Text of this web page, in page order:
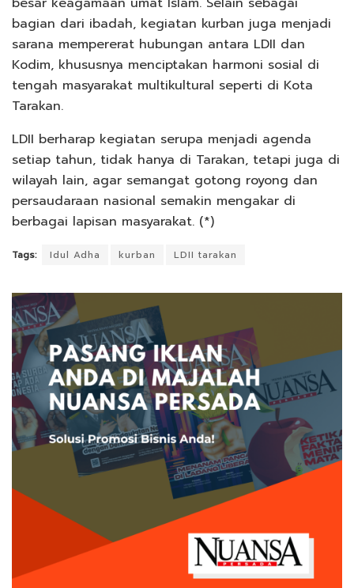
bagian dari ibadah, kegiatan kurban juga menjadi
sarana mempererat hubungan antara LDII dan
Kodim, khususnya menciptakan harmoni sosial di
tengah masyarakat multikultural seperti di Kota
Tarakan.
LDII berharap kegiatan serupa menjadi agenda
setiap tahun, tidak hanya di Tarakan, tetapi juga di
wilayah lain, agar semangat gotong royong dan
persaudaraan nasional semakin mengakar di
berbagai lapisan masyarakat. (*)
Tags: Idul Adha kurban LDII tarakan